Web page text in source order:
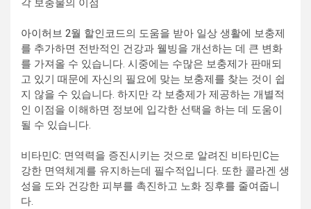
각 보충물의 이점
아이허브 2월 할인코드의 도움을 받아 일상 생활에 보충제
를 추가하면 전반적인 건강과 웰빙을 개선하는 데 큰 변화
를 가져올 수 있습니다. 시중에는 수많은 보충제가 판매되
고 있기 때문에 자신의 필요에 맞는 보충제를 찾는 것이 쉽
지 않을 수 있습니다. 하지만 각 보충제가 제공하는 개별적
인 이점을 이해하면 정보에 입각한 선택을 하는 데 도움이
될 수 있습니다.
비타민C: 면역력을 증진시키는 것으로 알려진 비타민C는
강한 면역체계를 유지하는데 필수적입니다. 또한 콜라겐 생
성을 도와 건강한 피부를 촉진하고 노화 징후를 줄여줍니
다.